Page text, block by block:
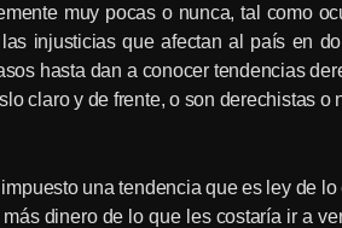
muy pocas o nunca, tal como
injusticias que afectan al país en
hasta dan a conocer tendencias
claro y de frente, o son derechistas o
una tendencia que es ley de
dinero de lo que les costaría ir a